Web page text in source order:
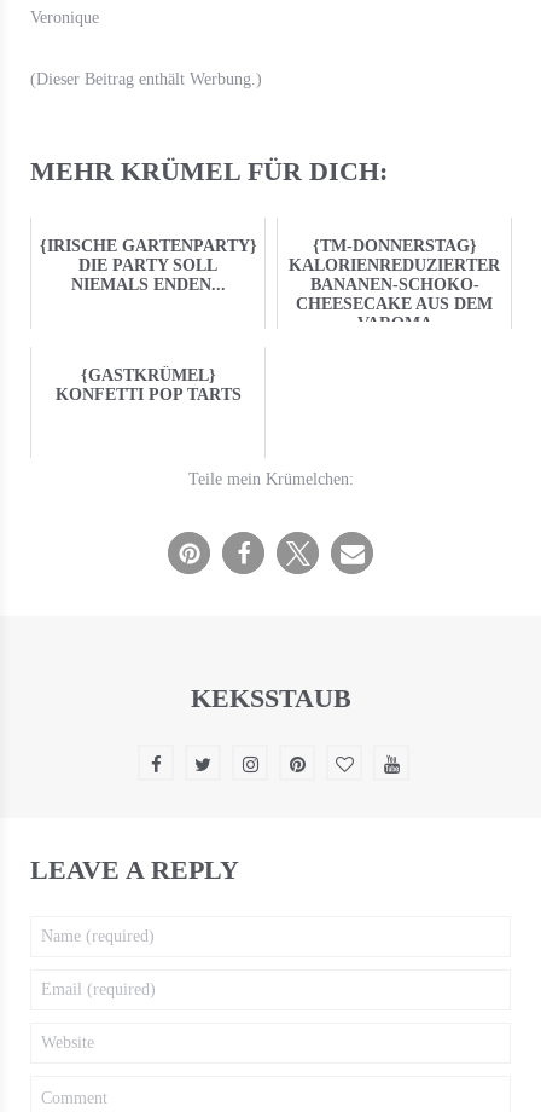
Veronique
(Dieser Beitrag enthält Werbung.)
MEHR KRÜMEL FÜR DICH:
{IRISCHE GARTENPARTY}
DIE PARTY SOLL
NIEMALS ENDEN...
{TM-DONNERSTAG}
KALORIENREDUZIERTER
BANANEN-SCHOKO-
CHEESECAKE AUS DEM
VAROMA
{GASTKRÜMEL}
KONFETTI POP TARTS
Teile mein Krümelchen:
KEKSSTAUB
LEAVE A REPLY